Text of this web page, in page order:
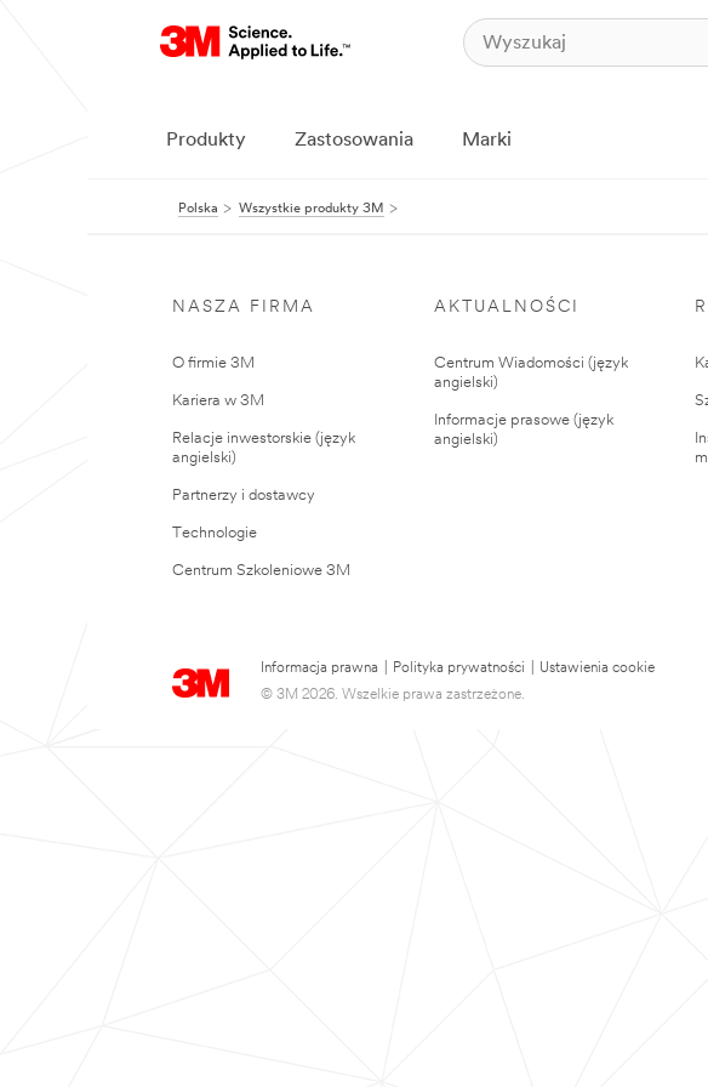
Produkty Zastosowania Marki
Polska Wszystkie produkty 3M
NASZA FIRMA
O firmie 3M
Kariera w 3M
Relacje inwestorskie (język
angielski)
Partnerzy i dostawcy
Technologie
Centrum Szkoleniowe 3M
AKTUALNOŚCI
Centrum Wiadomości (język
angielski)
Informacje prasowe (język
angielski)
Informacja prawna Polityka prywatności
Ustawienia cookie
© 3M 2026. Wszelkie prawa zastrzeżone.